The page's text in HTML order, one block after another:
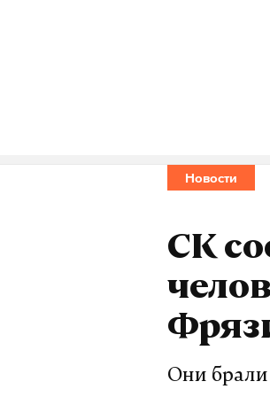
Денис
Новости
СК
Они брали